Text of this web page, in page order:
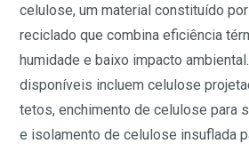
celulose, um material constituído
reciclado que combina eficiência
humidade e baixo impacto
disponíveis incluem celulose
tetos, enchimento de celulose para
e isolamento de celulose insuflada